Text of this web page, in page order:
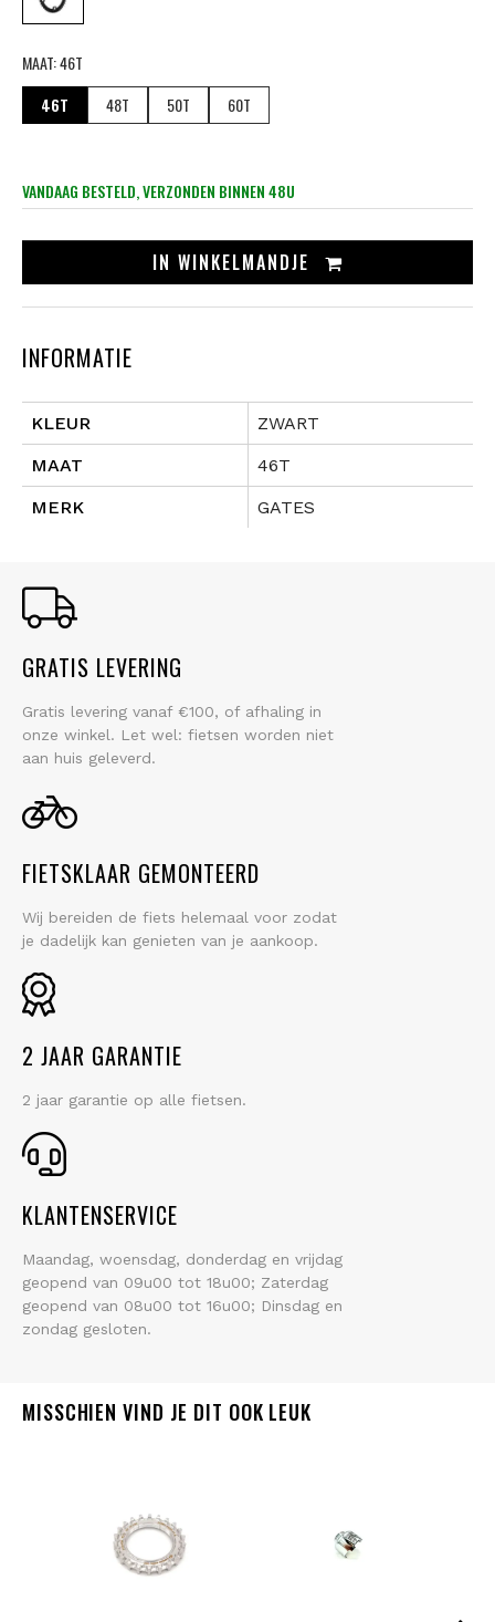
MAAT:46T
46T
48T 50T 60T
VANDAAG BESTELD, VERZONDEN BINNEN 48U
IN WINKELMANDJE
INFORMATIE
KLEUR
ZWART
MAAT
46T
MERK
GATES
GRATIS LEVERING
Gratis levering vanaf €100, of afhaling in
onze winkel. Let wel: fietsen worden niet
aan huis geleverd.
FIETSKLAAR GEMONTEERD
Wij bereiden de fiets helemaal voor zodat
je dadelijk kan genieten van je aankoop.
2 JAAR GARANTIE
2 jaar garantie op alle fietsen.
KLANTENSERVICE
Maandag, woensdag, donderdag en vrijdag
geopend van 09u00 tot 18u00; Zaterdag
geopend van 08u00 tot 16u00; Dinsdag en
zondag gesloten.
MISSCHIEN VIND JE DIT OOK LEUK